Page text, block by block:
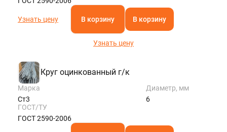
Узнать цену В корзину В корзину
Узнать цену
Круг оцинкованный г/к
Марка
Ст3
Диаметр, мм
6
ГОСТ/ТУ
ГОСТ 2590-2006